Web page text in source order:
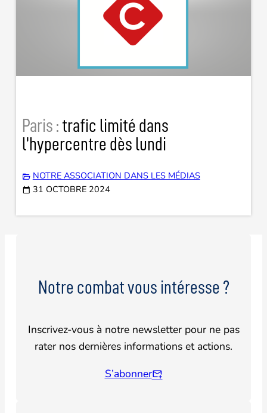
Paris :trafic limité dans
l’hypercentre dès lundi
NOTRE ASSOCIATION DANS LES MÉDIAS
31 OCTOBRE 2024
Notre combat vous intéresse ?
Inscrivez-vous à notre newsletter pour ne pas
rater nos dernières informations et actions.
S’abonner